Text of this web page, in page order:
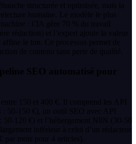
structurée et optimisée, mais la
humaine. Le modèle le plus
: l’IA gère 70 % du travail
rédaction) et l’expert ajoute la valeur
affine le ton. Ce processus permet de
de contenu sans perte de qualité.
SEO automatisé pour
150 et 400 €. Il comprend les API
50-150 €), un outil SEO avec API
50-120 €) et l’hébergement N8N (30-50
inférieur à celui d’un rédacteur
par mois pour 4 articles).